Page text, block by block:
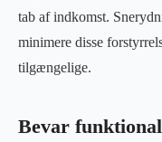
tab af indkomst.
minimere disse
tilgængelige.
Bevar